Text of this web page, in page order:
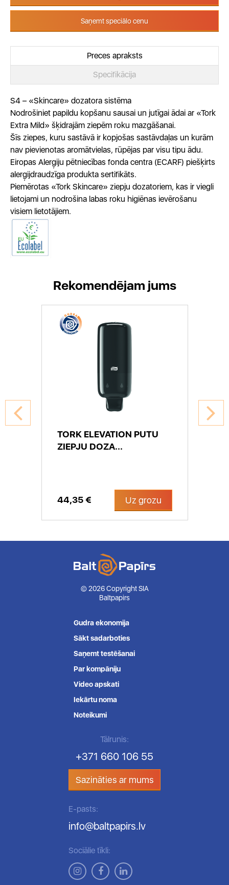
Saņemt speciālo cenu
Preces apraksts
Specifikācija
S4 – «Skincare» dozatora sistēma
Nodrošiniet papildu kopšanu sausai un jutīgai ādai ar «Tork
Extra Mild» šķidrajām ziepēm roku mazgāšanai.
Šīs ziepes, kuru sastāvā ir kopjošas sastāvdaļas un kurām
nav pievienotas aromātvielas, rūpējas par visu tipu ādu.
Eiropas Alerģiju pētniecības fonda centra (ECARF) piešķirts
alerģijdraudzīga produkta sertifikāts.
Piemērotas «Tork Skincare» ziepju dozatoriem, kas ir viegli
lietojami un nodrošina labas roku higiēnas ievērošanu
visiem lietotājiem.
Rekomendējam jums
TORK ELEVATION PUTU
ZIEPJU DOZA...
44,35 € Uz grozu
© 2026 Copyright SIA
Baltpapirs
Gudra ekonomija
Sākt sadarboties
Saņemt testēšanai
Par kompāniju
Video apskati
Iekārtu noma
Noteikumi
Tālrunis:
+371 660 106 55
Sazināties ar mums
E-pasts:
info@baltpapirs.lv
Sociālie tīkli: